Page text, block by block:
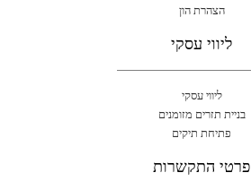
הצהרת הון
ליווי עסקי
ליווי עסקי
בניית תזרים מזומנים
פתיחת תיקים
פרטי התקשרות